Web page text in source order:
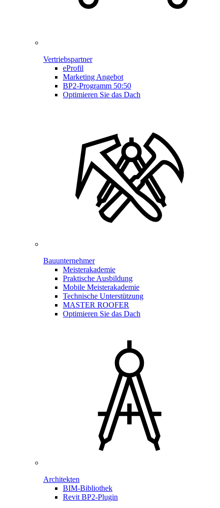
Vertriebspartner
eProfil
Marketing Angebot
BP2-Programm 50:50
Optimieren Sie das Dach
Bauunternehmer
Meisterakademie
Praktische Ausbildung
Mobile Meisterakademie
Technische Unterstützung
MASTER ROOFER
Optimieren Sie das Dach
Architekten
BIM-Bibliothek
Revit BP2-Plugin